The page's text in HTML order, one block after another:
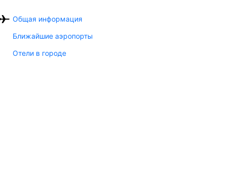
Общая информация
Ближайшие аэропорты
Отели в городе